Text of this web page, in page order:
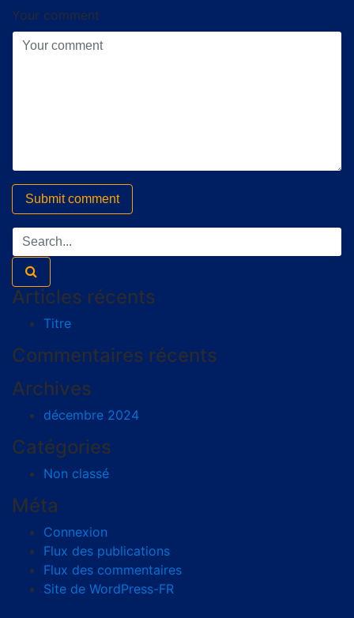
Your comment
Articles récents
Titre
Commentaires récents
Archives
décembre 2024
Catégories
Non classé
Méta
Connexion
Flux des publications
Flux des commentaires
Site de WordPress-FR